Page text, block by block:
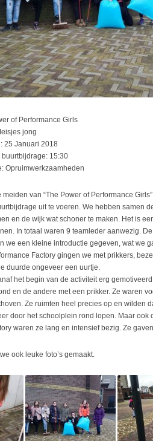
of Performance Girls
jong
25 Januari 2018
15:30
Opruimwerkzaamheden
van “The Power of Performance
uit te voeren. We hebben samen
en de wijk wat schoner te maken. Het is
In totaal waren 9 teamleder aanwezig.
we een kleine introductie gegeven, wat we
Factory gingen we met prikkers,
duurde ongeveer een uurtje.
het begin van de activiteit erg
en de andere met een prikker. Ze waren
Ze ruimten heel precies op en wilden
door het schoolplein rond lopen. Maar ook
waren ze lang en intensief bezig. Ze
ook leuke foto’s gemaakt.